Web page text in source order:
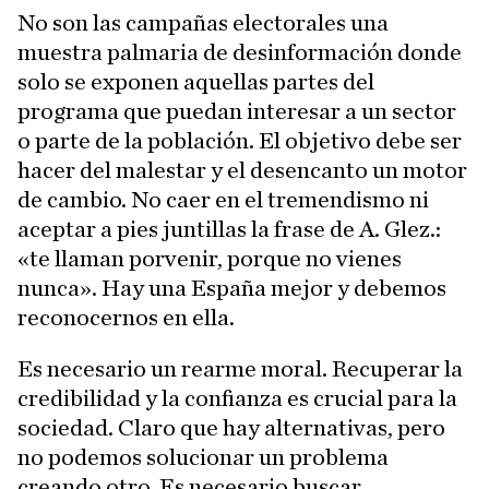
No son las campañas electorales una
muestra palmaria de desinformación donde
solo se exponen aquellas partes del
programa que puedan interesar a un sector
o parte de la población. El objetivo debe ser
hacer del malestar y el desencanto un motor
de cambio. No caer en el tremendismo ni
aceptar a pies juntillas la frase de A. Glez.:
«te llaman porvenir, porque no vienes
nunca». Hay una España mejor y debemos
reconocernos en ella.
Es necesario un rearme moral. Recuperar la
credibilidad y la confianza es crucial para la
sociedad. Claro que hay alternativas, pero
no podemos solucionar un problema